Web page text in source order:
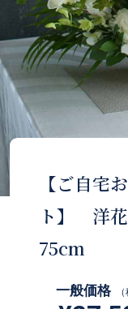
【ご自宅
ト】 洋
75cm
一般価格